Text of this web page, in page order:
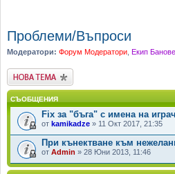
Проблеми/Въпроси
Модератори: Форум Модератори Екип Банове
Публикувай нова
тема
СЪОБЩЕНИЯ
Fix за "бъга" с имена на
от kamikadze » 11 Окт 2017, 21:35
При кънектване към
от Admin » 28 Юни 2013, 11:46